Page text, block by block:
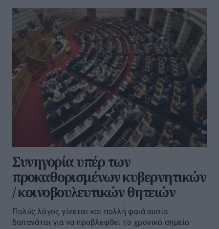
Συνηγορία υπέρ των
προκαθορισμένων κυβερνητικών
/ κοινοβουλευτικών θητειών
Πολύς λόγος γίνεται και πολλή φαιά ουσία
δαπανάται για να προβλεφθεί το χρονικό σημείο